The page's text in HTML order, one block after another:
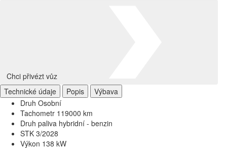
Chci přivézt vůz
Technické údaje
Popis
Výbava
Druh Osobní
Tachometr 119000 km
Druh paliva hybridní - benzin
STK 3/2028
Výkon 138 kW